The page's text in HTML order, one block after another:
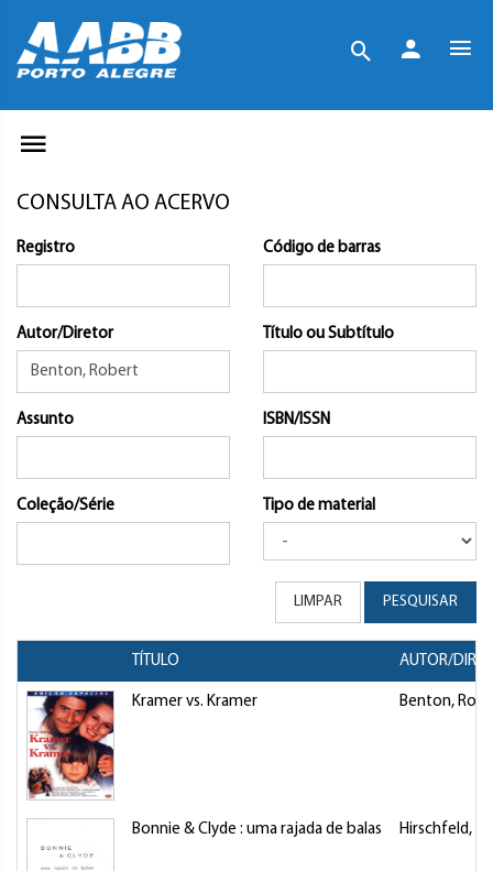
CONSULTA AO ACERVO
Registro Código de barras
Autor/Diretor Título ou Subtítulo
Assunto ISBN/ISSN
Coleção/Série Tipo de material
LIMPAR PESQUISAR
TÍTULO AUTOR/
Kramer vs. Kramer Benton,
Bonnie & Clyde : uma rajada de balas Hirschfeld,